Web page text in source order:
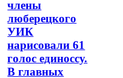
члены
люберецкого
УИК
нарисовали 61
голос единоссу.
В главных